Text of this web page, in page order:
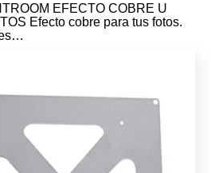
EFECTO COBRE U
Efecto cobre para tus fotos.